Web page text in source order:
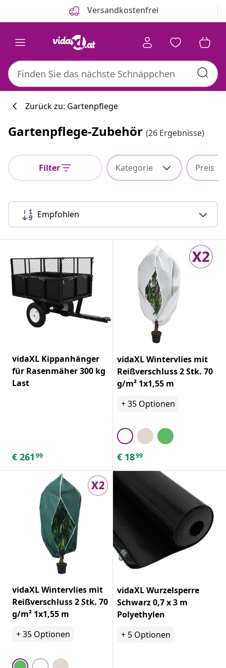
Versandkostenfrei
Zurück zu: Gartenpflege
Gartenpflege-Zubehör (26 Ergebnisse)
Filter Kategorie Preis
Empfohlen
vidaXL Kippanhänger
für Rasenmäher 300 kg
Last
€ 261 99
vidaXL Wintervlies mit
Reißverschluss 2 Stk. 70
g/m² 1x1,55 m
+35 Optionen
€ 1899
vidaXL Wintervlies mit
Reißverschluss 2 Stk. 70
g/m² 1x1,55 m
+35 Optionen
vidaXL Wurzelsperre
Schwarz 0,7 x 3 m
Polyethylen
+ 5 Optionen